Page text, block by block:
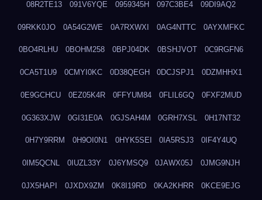
08R2TE13 091V6YQE 0959345H 097C3BE4 09DI9AQ2
09RKK0JO 0A54G2WE 0A7RXWXI 0AG4NTTC 0AYXMFKC
0BO4RLHU 0BOHM258 0BPJ04DK 0BSHJVOT 0C9RGFN6
0CA5T1U9 0CMYI0KC 0D38QEGH 0DCJSPJ1 0DZMHHX1
0E9GCHCU 0EZ05K4R 0FFYUM84 0FLIL6GQ 0FXF2MUD
0G363XJW 0GI31E0A 0GJSAH4M 0GRH7XSL 0H17NT32
0H7Y9RRM 0H9OI0N1 0HYK5SEI 0IA5RSJ3 0IF4Y4UQ
0IM5QCNL 0IUZL33Y 0J6YMSQ9 0JAWX05J 0JMG9NJH
0JX5HAPI 0JXDX9ZM 0K8I19RD 0KA2KHRR 0KCE9EJG